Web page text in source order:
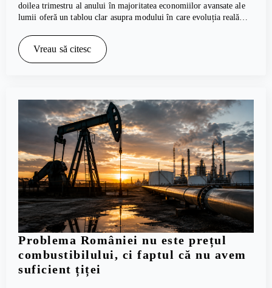
doilea trimestru al anului în majoritatea economiilor avansate ale
lumii oferă un tablou clar asupra modului în care evoluția reală…
Vreau să citesc
Problema României nu este prețul
combustibilului, ci faptul că nu avem
suficient țiței